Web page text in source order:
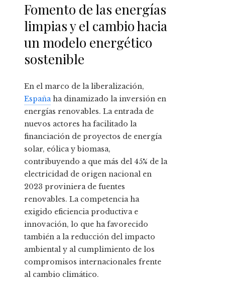
Fomento de las energías
limpias y el cambio hacia
un modelo energético
sostenible
En el marco de la liberalización,
Españaha dinamizado la inversión en
energías renovables. La entrada de
nuevos actores ha facilitado la
financiación de proyectos de energía
solar, eólica y biomasa,
contribuyendo a que más del 45% de la
electricidad de origen nacional en
2023 proviniera de fuentes
renovables. La competencia ha
exigido eficiencia productiva e
innovación, lo que ha favorecido
también a la reducción del impacto
ambiental y al cumplimiento de los
compromisos internacionales frente
al cambio climático.